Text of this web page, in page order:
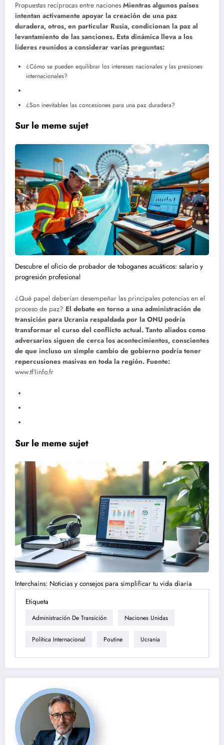
Propuestas recíprocas entre naciones Mientras algunos países
intentan activamente apoyar la creación de una paz
duradera, otros, en particular Rusia, condicionan la paz al
levantamiento de las sanciones. Esta dinámica lleva a los
líderes reunidos a considerar varias preguntas:
¿Cómo se pueden equilibrar los intereses nacionales y las presiones
internacionales?
¿Son inevitables las concesiones para una paz duradera?
Sur le meme sujet
Descubre el oficio de probador de toboganes acuáticos: salario y
progresión profesional
¿Qué papel deberían desempeñar las principales potencias en el
proceso de paz? El debate en torno a una administración de
transición para Ucrania respaldada por la ONU podría
transformar el curso del conflicto actual. Tanto aliados como
adversarios siguen de cerca los acontecimientos, conscientes
de que incluso un simple cambio de gobierno podría tener
repercusiones masivas en toda la región. Fuente:
www.tf1info.fr
Sur le meme sujet
Interchains: Noticias y consejos para simplificar tu vida diaria
Etiqueta
Administración De Transición Naciones Unidas
Política Internacional Poutine Ucrania